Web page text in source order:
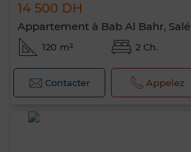
14 500 DH
Appartement à Bab Al Bahr, Salé
120 m² 2 Ch.
Contacter Appelez